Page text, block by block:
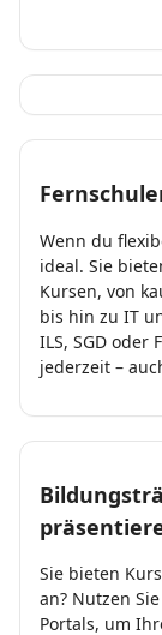
Wenn du
ideal. Sie
Kursen, von
bis hin zu IT
ILS, SGD oder
jederzeit –
Sie bieten
an? Nutzen
Portals, um